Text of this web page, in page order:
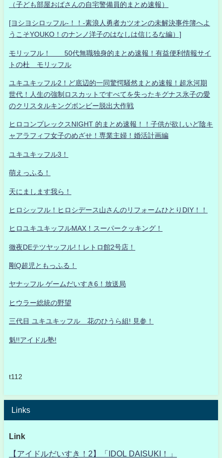
（子ども部屋おばさんの自宅警備員的まとめ速報）
[ヨシヨシロッフル-！！-素浪人勇者カツオンの未解決事件簿へよ
うこそYOUKO！のナンノ洋子のはなしは信じるな編）]
モリッフル！ 50代無職独身的まとめ速報！有益便利情報サイ
トの杜 モリッフル
ユキユキッフル2！ど底辺的一同驚愕騒然まとめ速報！超氷河期
世代！人生の強制ロスカットですべてを失ったキグナス氷子の愛
のクリスタルキングボンビー脱出大作戦
ヒロコンプレックスNIGHT 的まとめ速報！！子供が欲しいど陰キ
ャアラフィフ女子のめざせ！専業主婦！婚活計画編
ユキユキッフル3！
萌えっふる！
天にまします我ら！
ヒロシッフル！ヒロシデース山さんのリフォームひとりDIY！！
ヒロユキユキッフルMAX！スーパークッキング！
徹夜DEテツヤッフル!！レトロ館2号店！
剛Q超児ともっふる！
ヤナッフル ゲームだいすき6！放送局
ヒウラー総統の野望
三代目 ユキユキッフル 花のひうら組! 見参！
魁!!アイドル塾!
t112
Links
Link
【アイドルだいすき！2】「IDOL DAISUKI！」